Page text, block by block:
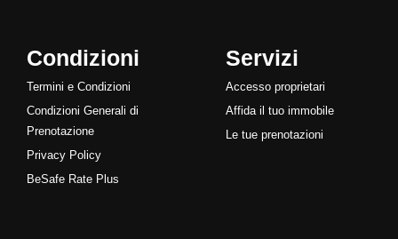
Condizioni
Termini e Condizioni
Condizioni Generali di
Prenotazione
Privacy Policy
BeSafe Rate Plus
Servizi
Accesso proprietari
Affida il tuo immobile
Le tue prenotazioni